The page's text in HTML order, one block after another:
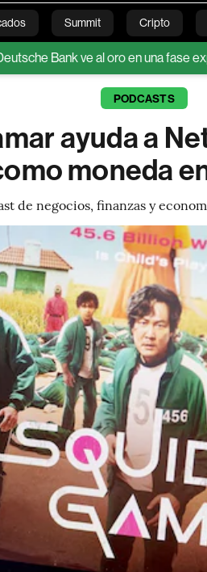
Summit Cripto
Economía Estilo de vida
ve al oro en una fase explosiva y
PODCASTS
ayuda a
moneda
de negocios, finanzas y